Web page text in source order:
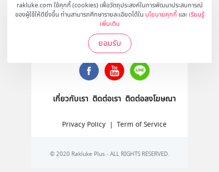
rakluke.com ใช้คุกกี้ (cookies) เพื่อวัตถุประสงค์ในการพัฒนาประสบการณ์
ของผู้ใช้ให้ดียิ่งขึ้น ท่านสามารถศึกษารายละเอียดได้ใน นโยบายคุกกี้ และ เรียนรู้
เพิ่มเติม
ยอมรับ
ติดตามเราได้ที่
เกี่ยวกับเรา ติดต่อเรา ติดต่อลงโฆษณา
Privacy Policy | Term of Service
© 2020 Rakluke Plus - ALL RIGHTS RESERVED.